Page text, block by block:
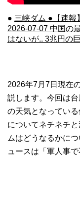
● 三峡ダム ●【速報
2026-07-07 中国の
はないが.. 3兆円の
2026年7月7日現在
説します。今回は
の天気となってい
についてネチネチ
ムはどうなるかに
ュースは「軍人事